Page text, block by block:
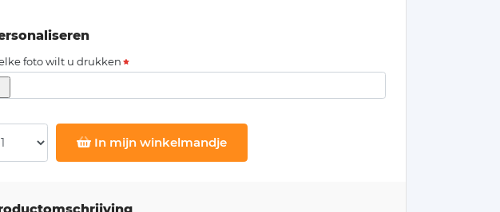
foto wilt u drukken
In mijn winkelmandje